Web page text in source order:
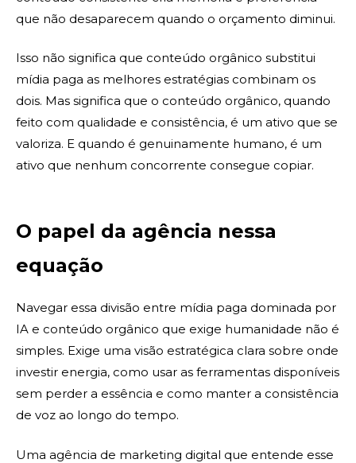
que não desaparecem quando o orçamento diminui.
Isso não significa que conteúdo orgânico substitui
mídia paga as melhores estratégias combinam os
dois. Mas significa que o conteúdo orgânico, quando
feito com qualidade e consistência, é um ativo que se
valoriza. E quando é genuinamente humano, é um
ativo que nenhum concorrente consegue copiar.
O papel da agência nessa
equação
Navegar essa divisão entre mídia paga dominada por
IA e conteúdo orgânico que exige humanidade não é
simples. Exige uma visão estratégica clara sobre onde
investir energia, como usar as ferramentas disponíveis
sem perder a essência e como manter a consistência
de voz ao longo do tempo.
Uma agência de marketing digital que entende esse